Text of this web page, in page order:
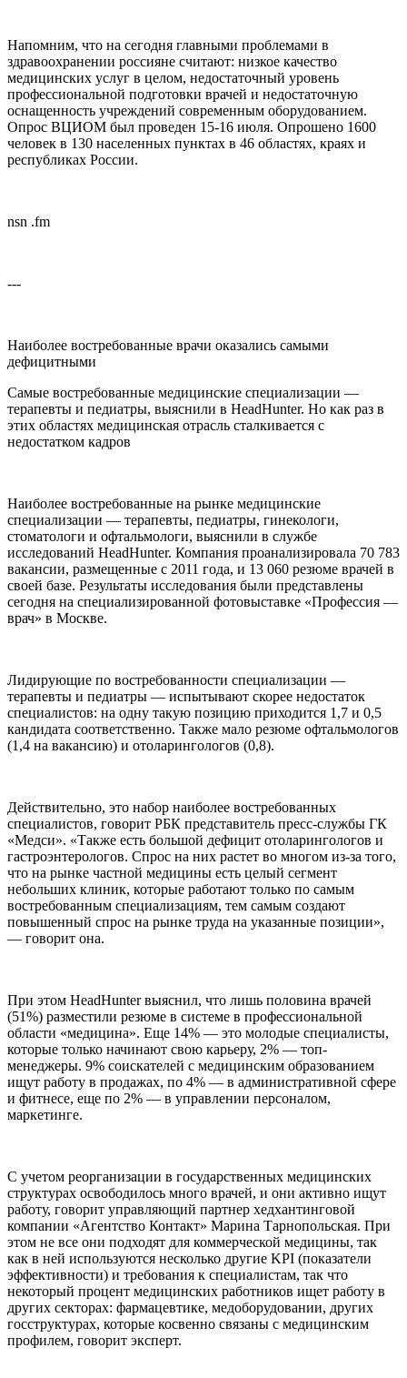
Напомним, что на сегодня главными проблемами в
здравоохранении россияне считают: низкое качество
медицинских услуг в целом, недостаточный уровень
профессиональной подготовки врачей и недостаточную
оснащенность учреждений современным оборудованием.
Опрос ВЦИОМ был проведен 15-16 июля. Опрошено 1600
человек в 130 населенных пунктах в 46 областях, краях и
республиках России.
nsn .fm
---
Наиболее востребованные врачи оказались самыми
дефицитными
Самые востребованные медицинские специализации —
терапевты и педиатры, выяснили в HeadHunter. Но как раз в
этих областях медицинская отрасль сталкивается с
недостатком кадров
Наиболее востребованные на рынке медицинские
специализации — терапевты, педиатры, гинекологи,
стоматологи и офтальмологи, выяснили в службе
исследований HeadHunter. Компания проанализировала 70 783
вакансии, размещенные с 2011 года, и 13 060 резюме врачей в
своей базе. Результаты исследования были представлен​ы
сегодня на специализированной фотовыставке «Профессия —
врач» в Москве.
Лидирующие по востребованности специализации —
терапевты и педиатры — испытывают скорее недостаток
специалистов: на одну такую позицию приходится 1,7 и 0,5
кандидата соответственно. Также мало резюме офтальмологов
(1,4 на вакансию) и отоларингологов (0,8).
Действительно, это набор наиболее​​​​ востребованных
специалистов, говорит РБК представитель пресс-службы ГК
«Медси». «Также есть большой дефицит отоларингологов и
гастроэнтерологов. Спрос на них растет во многом из-за того,
что на рынке частной медицины есть целый сегмент
небольших клиник, которые работают только по самым
востребованным специализациям, тем самым создают
повышенный спрос на рынке труда на указанные позиции»,
— говорит она.
При этом HeadHunter выяснил, что лишь половина врачей
(51%) разместили резюме в системе в профессиональной
области «медицина». Еще 14% — это молодые специалисты,
которые только начинают свою карьеру, 2% — топ-
менеджеры. 9% соискателей с медицинским образованием
ищут работу в продажах, по 4% — в административной сфере
и фитнесе, еще по 2% — в управлении персоналом,
маркетинге.
С учетом реорганизации в государственных медицинских
структурах освободилось много врачей, и они активно ищут
работу, говорит управляющий партнер хедхантинговой
компании «Агентство Контакт» Марина Тарнопольская. При
этом не все они подходят для коммерческой медицины, так
как в ней используются несколько другие KPI (показатели
эффективности) и требования к специалистам, так что
некоторый процент медицинских работников ищет работу в
других секторах: фармацевтике, медоборудовании, других
госструктурах, которые косвенно связаны с медицинским
профилем, говорит эксперт.